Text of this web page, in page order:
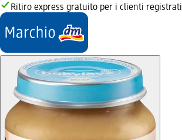
Ritiro express gratuito per i clienti registrati